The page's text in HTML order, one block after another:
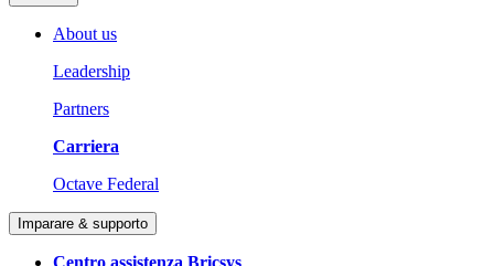
About us
Leadership
Partners
Carriera
Octave Federal
Imparare & supporto
Centro assistenza Bricsys